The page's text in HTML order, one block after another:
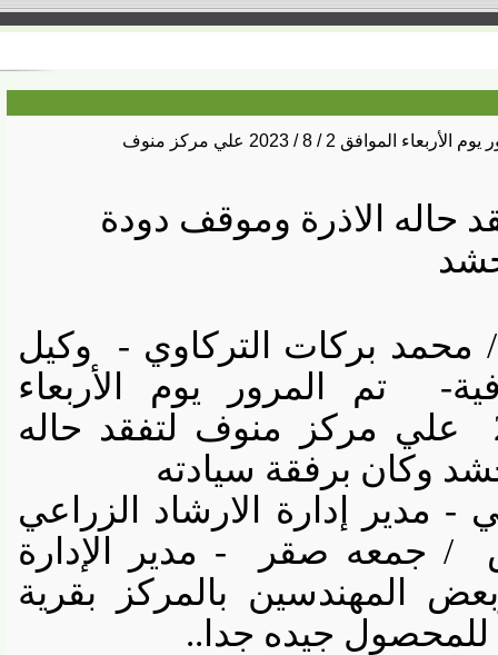
الموافق 2 / 8 / 2023 علي مركز منوف
الاذرة وموقف دودة
بركات التركاوي - وكيل
تم المرور يوم الأربعاء
علي مركز منوف لتفقد حاله
وكان برفقة سيادته
إدارة الارشاد الزراعي
/ جمعه صقر
- مدير الإدارة
المهندسين بالمركز بقرية
جيده جدا..